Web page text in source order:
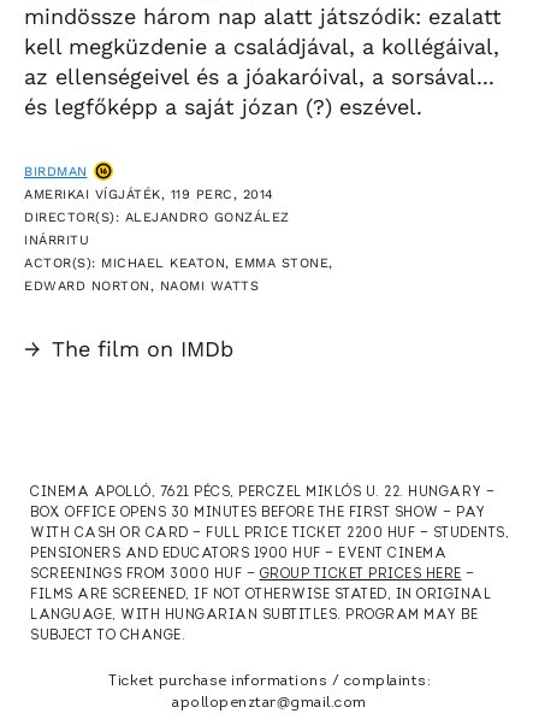
mindössze három nap alatt játszódik: ezalatt
kell megküzdenie a családjával, a kollégáival,
az ellenségeivel és a jóakaróival, a sorsával...
és legfőképp a saját józan (?) eszével.
BIRDMAN
AMERIKAI VÍGJÁTÉK, 119 PERC, 2014
DIRECTOR(S): ALEJANDRO GONZÁLEZ
INÁRRITU
ACTOR(S): MICHAEL KEATON, EMMA STONE,
EDWARD NORTON, NAOMI WATTS
→ The film on IMDb
CINEMA APOLLÓ, 7621 PÉCS, PERCZEL MIKLÓS U. 22. HUNGARY —
BOX OFFICE OPENS 30 MINUTES BEFORE THE FIRST SHOW — PAY
WITH CASH OR CARD — FULL PRICE TICKET 2200 HUF — STUDENTS,
PENSIONERS AND EDUCATORS 1900 HUF — EVENT CINEMA
SCREENINGS FROM 3000 HUF — GROUP TICKET PRICES HERE —
FILMS ARE SCREENED, IF NOT OTHERWISE STATED, IN ORIGINAL
LANGUAGE, WITH HUNGARIAN SUBTITLES. PROGRAM MAY BE
SUBJECT TO CHANGE.
Ticket purchase informations / complaints:
apollopenztar@gmail.com